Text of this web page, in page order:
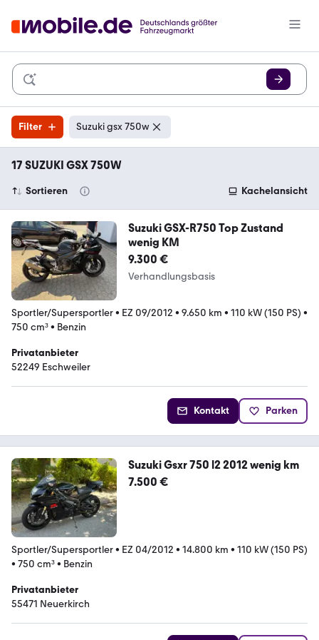
Filter Suzuki gsx 750w
17 SUZUKI GSX 750W
Sortieren Kachelansicht
Suzuki GSX-R750 Top Zustand
wenig KM
9.300 €
Verhandlungsbasis
Sportler/Supersportler• EZ 09/2012 • 9.650 km • 110 kW (150 PS) •
750 cm³• Benzin
Privatanbieter
52249 Eschweiler
Kontakt Parken
Suzuki Gsxr 750 l2 2012 wenig km
7.500 €
Sportler/Supersportler• EZ 04/2012 • 14.800 km • 110 kW (150 PS)
• 750 cm³• Benzin
Privatanbieter
55471 Neuerkirch